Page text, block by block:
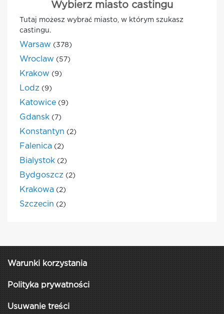
Wybierz miasto castingu
Tutaj możesz wybrać miasto, w którym szukasz
castingu.
Warsaw (378)
Wroclaw (57)
Krakow (9)
Lodz (9)
Katowice (9)
Gdansk (7)
Konstantyn (2)
Falenica (2)
Bialystok (2)
Bydgoszcz (2)
Krakowa (2)
Szczecin (2)
Warunki korzystania
Polityka prywatności
Usuwanie treści